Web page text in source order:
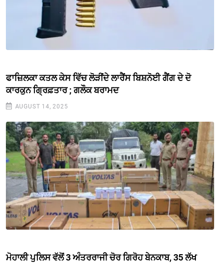
ਫਾਜ਼ਿਲਕਾ ਕਤਲ ਕੇਸ ਵਿੱਚ ਲੋੜੀਂਦੇ ਲਾਰੈਂਸ ਬਿਸ਼ਨੋਈ ਗੈਂਗ ਦੇ ਦੋ
ਕਾਰਕੁਨ ਗ੍ਰਿਫ਼ਤਾਰ ; ਗਲੌਕ ਬਰਾਮਦ
AUGUST 14, 2025
ਮੋਹਾਲੀ ਪੁਲਿਸ ਵੱਲੋਂ 3 ਅੰਤਰਰਾਜੀ ਚੋਰ ਗਿਰੋਹ ਬੇਨਕਾਬ, 35 ਲੱਖ